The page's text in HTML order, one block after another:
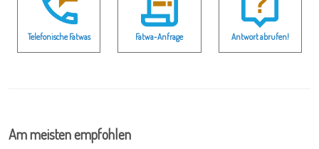
Telefonische Fatwas Fatwa-Anfrage Antwort abrufen!
Am meisten empfohlen